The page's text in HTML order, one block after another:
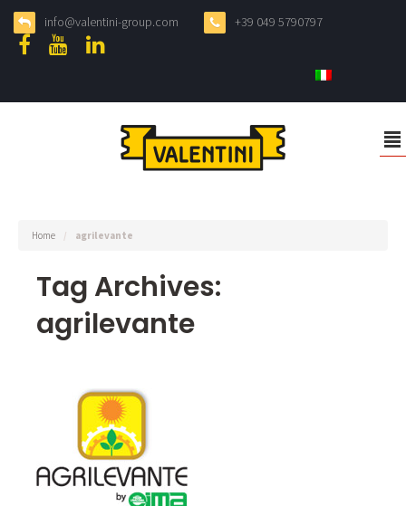
info@valentini-group.com +39 049 5790797
²
Home / agrilevante
Tag Archives:
agrilevante